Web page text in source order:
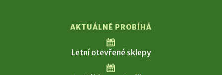
AKTUÁLNĚ PROBÍHÁ
Letní otevřené sklepy